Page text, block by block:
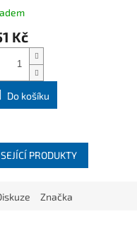
Kč
Do košíku
PRODUKTY
Značka